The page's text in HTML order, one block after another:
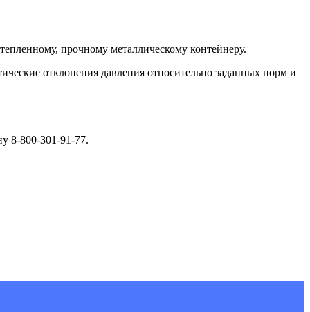
прочному металлическому контейнеру.
отклонения давления относительно заданных норм и
8-800-301-91-77.